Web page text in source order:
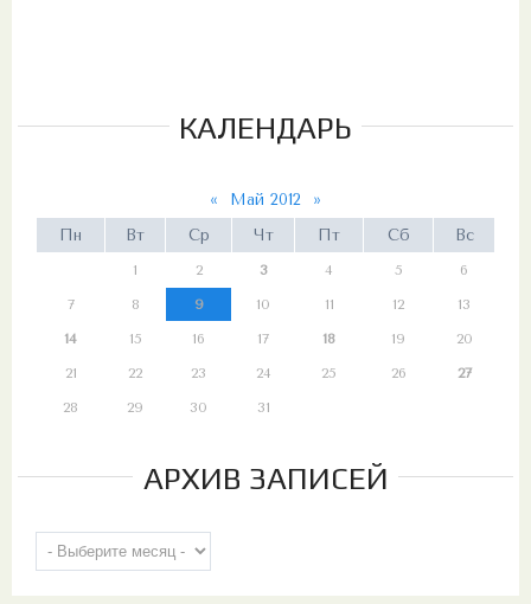
КАЛЕНДАРЬ
« Май 2012
»
Пн
Вт Ср Чт Пт Сб Вс
1 2 3 4 5 6
7 8 9 10 11 12 13
14 15 16 17 18 19 20
21 22 23 24 25 26 27
28 29 30 31
АРХИВ ЗАПИСЕЙ